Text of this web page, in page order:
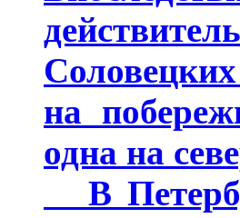
на
одна на
В